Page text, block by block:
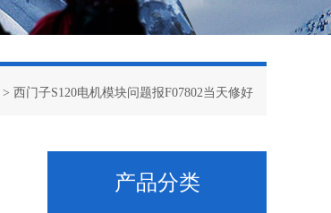
> 西门子S120电机模块问题报F07802当天修好
产品分类